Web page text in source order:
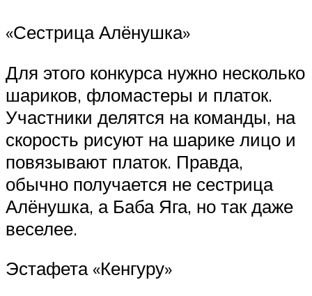
«Сестрица Алёнушка»
Для этого конкурса нужно несколько
шариков, фломастеры и платок.
Участники делятся на команды, на
скорость рисуют на шарике лицо и
повязывают платок. Правда,
обычно получается не сестрица
Алёнушка, а Баба Яга, но так даже
веселее.
Эстафета «Кенгуру»